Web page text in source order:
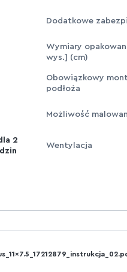
Dodatkowe
Wymiary
wys.] (cm)
Obowiązkowy
podłoża
Możliwość
2
Wentylacja